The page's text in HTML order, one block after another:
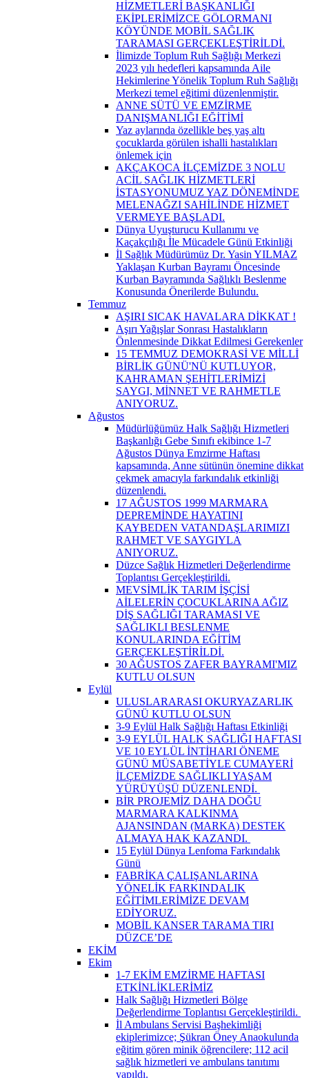
HİZMETLERİ BAŞKANLIĞI
EKİPLERİMİZCE GÖLORMANI
KÖYÜNDE MOBİL SAĞLIK
TARAMASI GERÇEKLEŞTİRİLDİ.
İlimizde Toplum Ruh Sağlığı Merkezi
2023 yılı hedefleri kapsamında Aile
Hekimlerine Yönelik Toplum Ruh Sağlığı
Merkezi temel eğitimi düzenlenmiştir.
ANNE SÜTÜ VE EMZİRME
DANIŞMANLIĞI EĞİTİMİ
Yaz aylarında özellikle beş yaş altı
çocuklarda görülen ishalli hastalıkları
önlemek için
AKÇAKOCA İLÇEMİZDE 3 NOLU
ACİL SAĞLIK HİZMETLERİ
İSTASYONUMUZ YAZ DÖNEMİNDE
MELENAĞZI SAHİLİNDE HİZMET
VERMEYE BAŞLADI.
Dünya Uyuşturucu Kullanımı ve
Kaçakçılığı İle Mücadele Günü Etkinliği
İl Sağlık Müdürümüz Dr. Yasin YILMAZ
Yaklaşan Kurban Bayramı Öncesinde
Kurban Bayramında Sağlıklı Beslenme
Konusunda Önerilerde Bulundu.
Temmuz
AŞIRI SICAK HAVALARA DİKKAT !
Aşırı Yağışlar Sonrası Hastalıkların
Önlenmesinde Dikkat Edilmesi Gerekenler
15 TEMMUZ DEMOKRASİ VE MİLLİ
BİRLİK GÜNÜ'NÜ KUTLUYOR,
KAHRAMAN ŞEHİTLERİMİZİ
SAYGI, MİNNET VE RAHMETLE
ANIYORUZ.
Ağustos
Müdürlüğümüz Halk Sağlığı Hizmetleri
Başkanlığı Gebe Sınıfı ekibince 1-7
Ağustos Dünya Emzirme Haftası
kapsamında, Anne sütünün önemine dikkat
çekmek amacıyla farkındalık etkinliği
düzenlendi.
17 AĞUSTOS 1999 MARMARA
DEPREMİNDE HAYATINI
KAYBEDEN VATANDAŞLARIMIZI
RAHMET VE SAYGIYLA
ANIYORUZ.
Düzce Sağlık Hizmetleri Değerlendirme
Toplantısı Gerçekleştirildi.
MEVSİMLİK TARIM İŞÇİSİ
AİLELERİN ÇOCUKLARINA AĞIZ
DİŞ SAĞLIĞI TARAMASI VE
SAĞLIKLI BESLENME
KONULARINDA EĞİTİM
GERÇEKLEŞTİRİLDİ.
30 AĞUSTOS ZAFER BAYRAMI'MIZ
KUTLU OLSUN
Eylül
ULUSLARARASI OKURYAZARLIK
GÜNÜ KUTLU OLSUN
3-9 Eylül Halk Sağlığı Haftası Etkinliği
3-9 EYLÜL HALK SAĞLIĞI HAFTASI
VE 10 EYLÜL İNTİHARI ÖNEME
GÜNÜ MÜSABETİYLE CUMAYERİ
İLÇEMİZDE SAĞLIKLI YAŞAM
YÜRÜYÜŞÜ DÜZENLENDİ. ​
BİR PROJEMİZ DAHA DOĞU
MARMARA KALKINMA
AJANSINDAN (MARKA) DESTEK
ALMAYA HAK KAZANDI. ​
15 Eylül Dünya Lenfoma Farkındalık
Günü
FABRİKA ÇALIŞANLARINA
YÖNELİK FARKINDALIK
EĞİTİMLERİMİZE DEVAM
EDİYORUZ.
MOBİL KANSER TARAMA TIRI
DÜZCE’DE
EKİM
Ekim
1-7 EKİM EMZİRME HAFTASI
ETKİNLİKLERİMİZ
Halk Sağlığı Hizmetleri Bölge
Değerlendirme Toplantısı Gerçekleştirildi. ​
İl Ambulans Servisi Başhekimliği
ekiplerimizce; Şükran Öney Anaokulunda
eğitim gören minik öğrencilere; 112 acil
sağlık hizmetleri ve ambulans tanıtımı
yapıldı.